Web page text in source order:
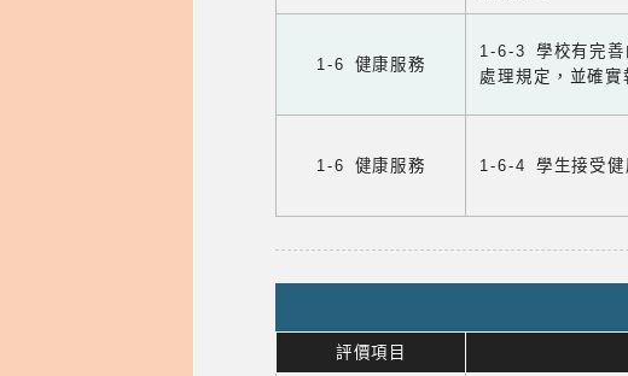
1-6 健康服務
1-6-3 學校有完善
處理規定，並確實
1-6 健康服務 1-6-4 學生接受健
評價項目